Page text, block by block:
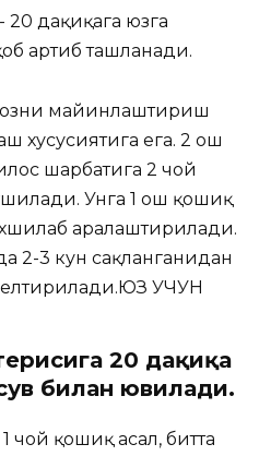
дақиқага юзга
артиб ташланади.
юзни майинлаштириш
хусусиятига ега. 2 ош
шарбатига 2 чой
Унга 1 ош қошиқ
аралаштирилади.
2-3 кун сақланганидан
УЧУН
20 дақиқа
билан ювилади.
чой қошиқ асал, битта